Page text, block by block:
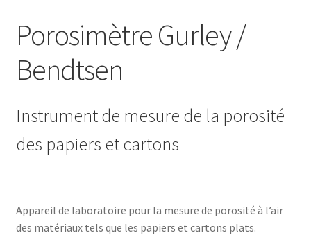
Porosimètre Gurley /
Bendtsen
Instrument de mesure de la porosité
des papiers et cartons
Appareil de laboratoire pour la mesure de porosité à l’air
des matériaux tels que les papiers et cartons plats.